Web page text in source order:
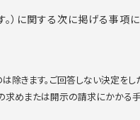
に関する次に掲げる事項に
きます。ご回答しない決定をし
求めまたは開示の請求にかかる